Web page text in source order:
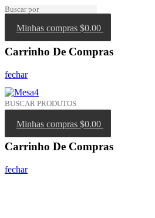
Minhas compras $0.00
Carrinho De Compras
fechar
Minhas compras $0.00
Carrinho De Compras
fechar